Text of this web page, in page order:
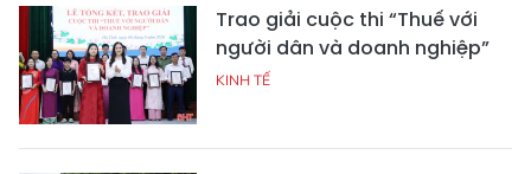
Trao giải cuộc thi “Thuế với
người dân và doanh nghiệp”
KINH TẾ